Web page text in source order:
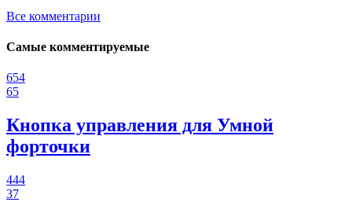
Все комментарии
Самые комментируемые
654
65
Кнопка управления для Умной
форточки
444
37